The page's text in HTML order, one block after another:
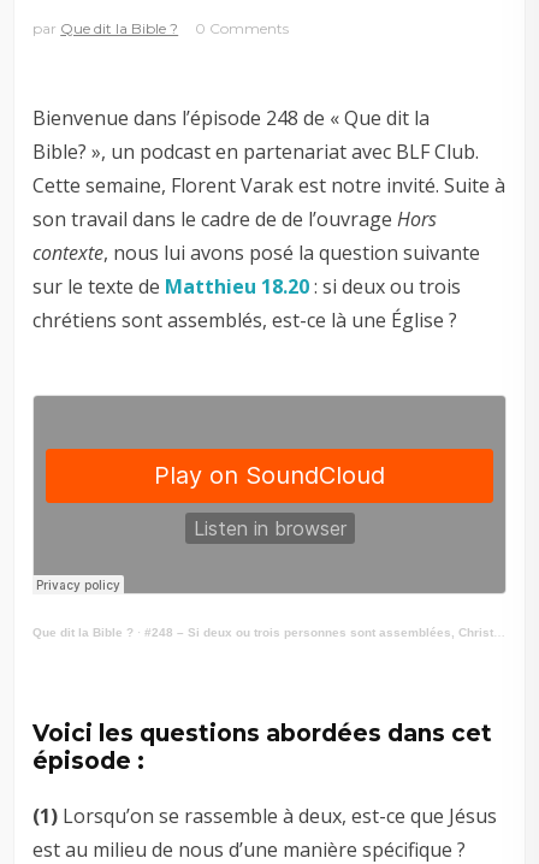
par Que dit la Bible ? 0 Comments
Bienvenue dans l’épisode 248 de « Que dit la
Bible? », un podcast en partenariat avec BLF Club.
Cette semaine, Florent Varak est notre invité. Suite à
son travail dans le cadre de de l’ouvrageHors
contexte, nous lui avons posé la question suivante
sur le texte de Matthieu 18.20: si deux ou trois
chrétiens sont assemblés, est-ce là une Église ?
Que dit la Bible ? ·#248 – Si deux ou trois personnes sont assemblées, Christ est-il présent ? Matt 18.20
Voici les questions abordées dans cet
épisode :
(1) Lorsqu’on se rassemble à deux, est-ce que Jésus
est au milieu de nous d’une manière spécifique ?